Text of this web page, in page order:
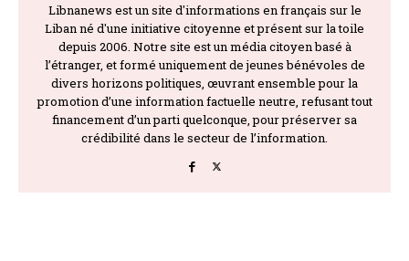
Libnanews est un site d'informations en français sur le
Liban né d'une initiative citoyenne et présent sur la toile
depuis 2006. Notre site est un média citoyen basé à
l’étranger, et formé uniquement de jeunes bénévoles de
divers horizons politiques, œuvrant ensemble pour la
promotion d’une information factuelle neutre, refusant tout
financement d’un parti quelconque, pour préserver sa
crédibilité dans le secteur de l’information.